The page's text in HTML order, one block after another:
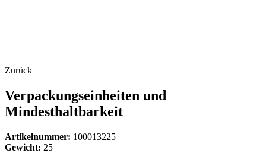
Zurück
Verpackungseinheiten und
Mindesthaltbarkeit
Artikelnummer: 100013225
Gewicht: 25